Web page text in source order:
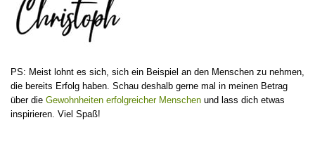
PS: Meist lohnt es sich, sich ein Beispiel an den Menschen zu nehmen,
die bereits Erfolg haben. Schau deshalb gerne mal in meinen Betrag
über die Gewohnheiten erfolgreicher Menschen und lass dich etwas
inspirieren. Viel Spaß!